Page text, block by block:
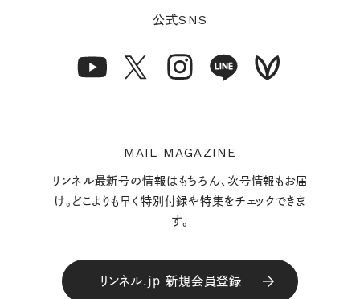
公式SNS
MAIL MAGAZINE
リンネル最新号の情報はもちろん、次号情報もお届
け。どこよりも早く特別付録や特集をチェックできま
す。
リンネル.jp 新規会員登録